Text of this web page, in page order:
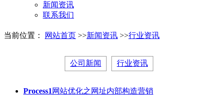
新闻资讯
联系我们
当前位置： 网站首页 >>新闻资讯 >>行业资讯
公司新闻 行业资讯
Process1 网站优化之网址内部构造营销